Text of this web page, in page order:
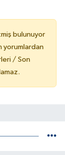
bulunuyor
yorumlardan
/ Son